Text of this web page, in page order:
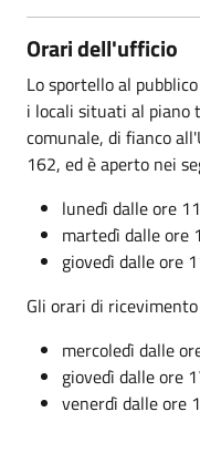
Orari dell'ufficio
Lo sportello al
i locali situati al piano
comunale, di fianco
162, ed è aperto nei
lunedì dalle ore
martedì dalle ore
giovedì dalle ore
Gli orari di
mercoledì dalle
giovedì dalle ore
venerdì dalle ore